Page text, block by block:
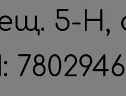
5-Н,